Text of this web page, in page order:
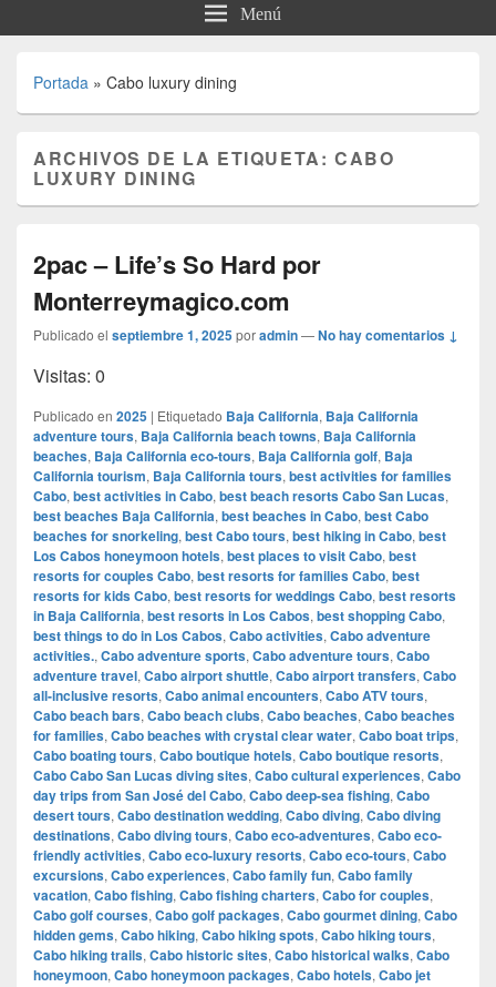
Menú
Portada » Cabo luxury dining
ARCHIVOS DE LA ETIQUETA:CABO
LUXURY DINING
2pac – Life’s So Hard por
Monterreymagico.com
Publicado el septiembre 1, 2025poradmin—No hay comentarios ↓
Visitas: 0
Publicado en 2025 | Etiquetado Baja California, Baja California
adventure tours, Baja California beach towns, Baja California
beaches, Baja California eco-tours, Baja California golf, Baja
California tourism, Baja California tours, best activities for families
Cabo, best activities in Cabo, best beach resorts Cabo San Lucas,
best beaches Baja California, best beaches in Cabo, best Cabo
beaches for snorkeling, best Cabo tours, best hiking in Cabo, best
Los Cabos honeymoon hotels, best places to visit Cabo, best
resorts for couples Cabo, best resorts for families Cabo, best
resorts for kids Cabo, best resorts for weddings Cabo, best resorts
in Baja California, best resorts in Los Cabos, best shopping Cabo,
best things to do in Los Cabos, Cabo activities, Cabo adventure
activities., Cabo adventure sports, Cabo adventure tours, Cabo
adventure travel, Cabo airport shuttle, Cabo airport transfers, Cabo
all-inclusive resorts, Cabo animal encounters, Cabo ATV tours,
Cabo beach bars, Cabo beach clubs, Cabo beaches, Cabo beaches
for families, Cabo beaches with crystal clear water, Cabo boat trips,
Cabo boating tours, Cabo boutique hotels, Cabo boutique resorts,
Cabo Cabo San Lucas diving sites, Cabo cultural experiences, Cabo
day trips from San José del Cabo, Cabo deep-sea fishing, Cabo
desert tours, Cabo destination wedding, Cabo diving, Cabo diving
destinations, Cabo diving tours, Cabo eco-adventures, Cabo eco-
friendly activities, Cabo eco-luxury resorts, Cabo eco-tours, Cabo
excursions, Cabo experiences, Cabo family fun, Cabo family
vacation, Cabo fishing, Cabo fishing charters, Cabo for couples,
Cabo golf courses, Cabo golf packages, Cabo gourmet dining, Cabo
hidden gems, Cabo hiking, Cabo hiking spots, Cabo hiking tours,
Cabo hiking trails, Cabo historic sites, Cabo historical walks, Cabo
honeymoon, Cabo honeymoon packages, Cabo hotels, Cabo jet